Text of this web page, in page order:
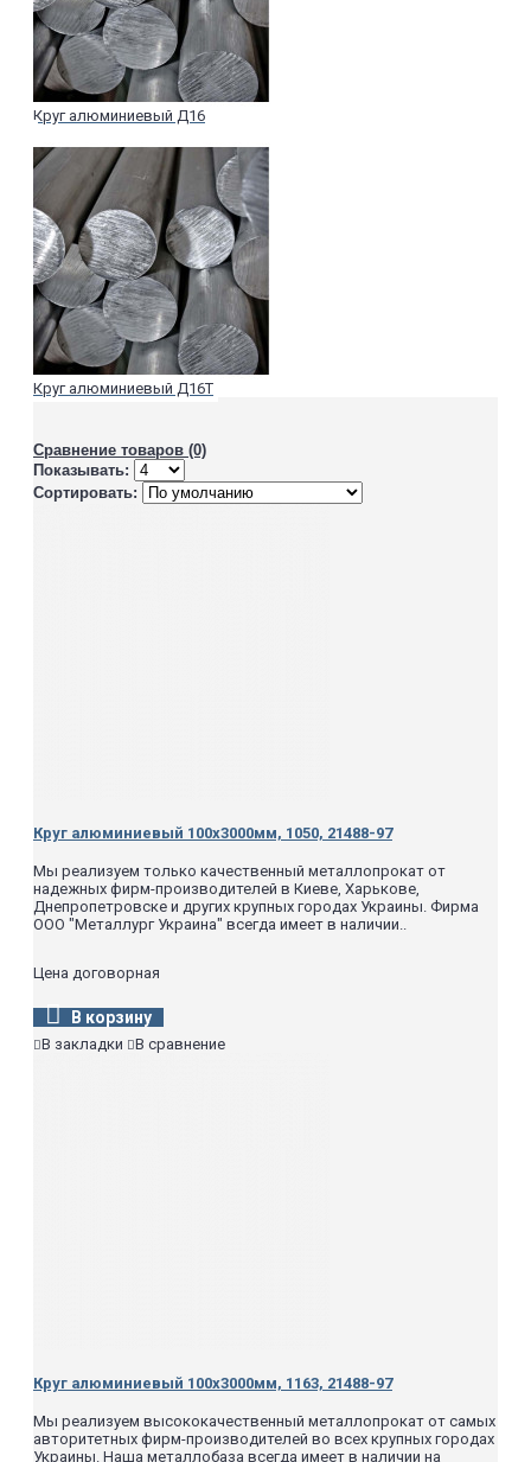
Круг алюминиевый Д16
Круг алюминиевый Д16Т
Сравнение товаров (0)
Показывать:
Сортировать:
Круг алюминиевый 100х3000мм, 1050, 21488-97
Мы реализуем только качественный металлопрокат от
надежных фирм-производителей в Киеве, Харькове,
Днепропетровске и других крупных городах Украины. Фирма
ООО "Металлург Украина" всегда имеет в наличии..
Цена договорная
В корзину
В закладки В сравнение
Круг алюминиевый 100х3000мм, 1163, 21488-97
Мы реализуем высококачественный металлопрокат от самых
авторитетных фирм-производителей во всех крупных городах
Украины. Наша металлобаза всегда имеет в наличии на